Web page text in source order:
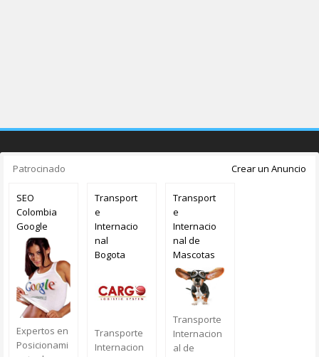
Patrocinado Crear un Anuncio
SEO
Colombia
Google
Expertos en
Posicionami
Transport
e
Internacio
nal
Bogota
Transporte
Internacion
Transport
e
Internacio
nal de
Mascotas
Transporte
Internacion
al de